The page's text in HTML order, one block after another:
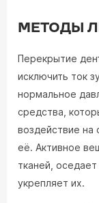
МЕТОДЫ
Перекрытие
исключить ток
нормальное
средства,
воздействие на
её. Активное
тканей,
укрепляет их.